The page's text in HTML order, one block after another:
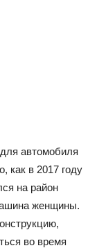
автомобиля
как в 2017 году
на район
женщины.
во время